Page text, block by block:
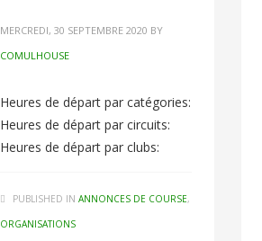
MERCREDI, 30 SEPTEMBRE 2020 BY
COMULHOUSE
Heures de départ par catégories:
Heures de départ par circuits:
Heures de départ par clubs:
PUBLISHED IN ANNONCES DE COURSE,
ORGANISATIONS